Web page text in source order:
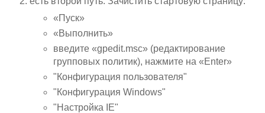
«Пуск»
«Выполнить»
введите «gpedit.msc» (редактирование
групповых политик), нажмите на «Enter»
"Конфигурация пользователя"
"Конфигурация Windows"
"Настройка IE"